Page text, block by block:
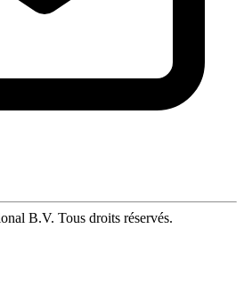
B.V. Tous droits réservés.